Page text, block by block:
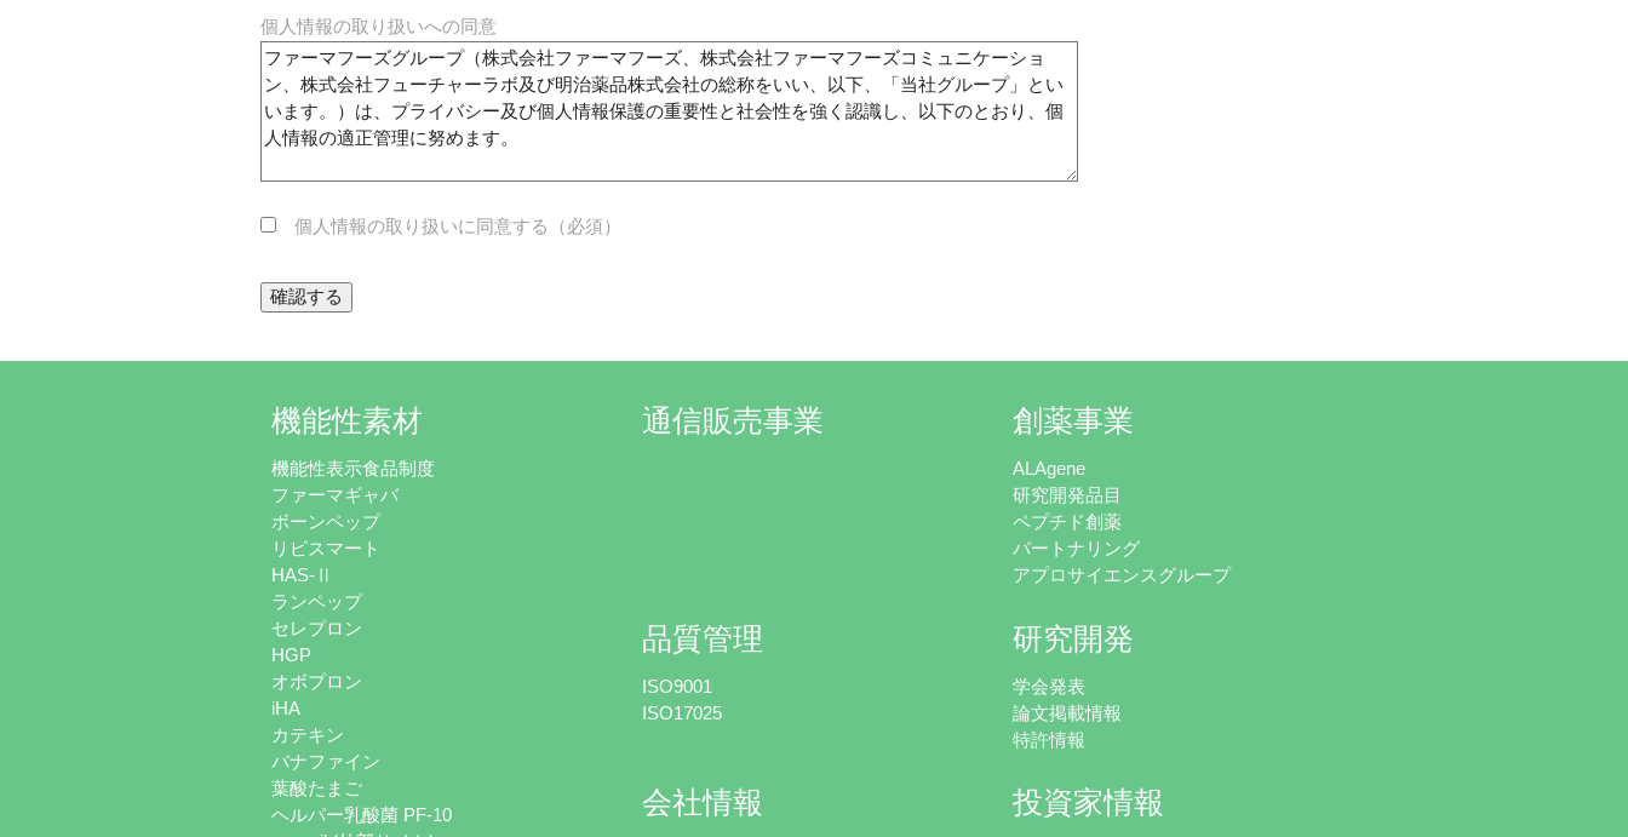
個人情報の取り扱いへの同意
個人情報の取り扱いに同意する（必須）
機能性素材
機能性表示食品制度
ファーマギャバ
ボーンペップ
リピスマート
HAS-Ⅱ
ランペップ
セレプロン
HGP
オボプロン
iHA
カテキン
バナファイン
葉酸たまご
ヘルパー乳酸菌 PF-10
通信販売事業 創薬事業
ALAgene
研究開発品目
ペプチド創薬
パートナリング
アプロサイエンスグループ
品質管理
ISO9001
ISO17025
研究開発
学会発表
論文掲載情報
特許情報
会社情報 投資家情報